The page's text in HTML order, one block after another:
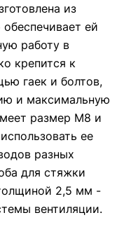
из
ей
работу в
крепится к
гаек и болтов,
и максимальную
размер М8 и
ее
разных
для стяжки
2,5 мм -
вентиляции.